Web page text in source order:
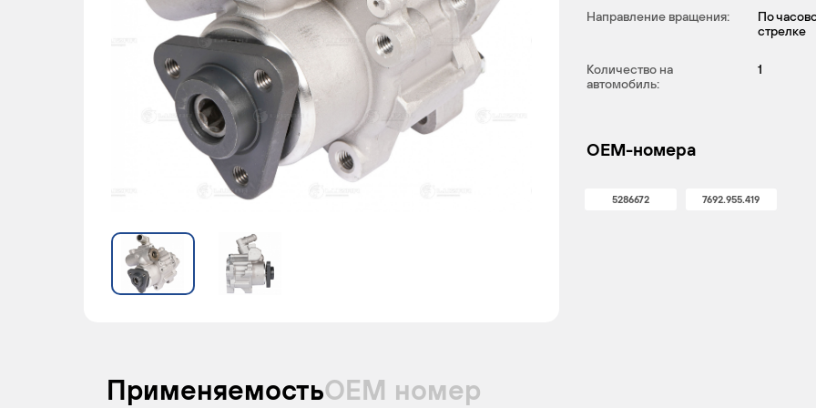
Направление вращения:
По
стрелке
Количество на
автомобиль:
1
OEM-номера
5286672 7692.955.419
ПрименяемостьОЕМ номер